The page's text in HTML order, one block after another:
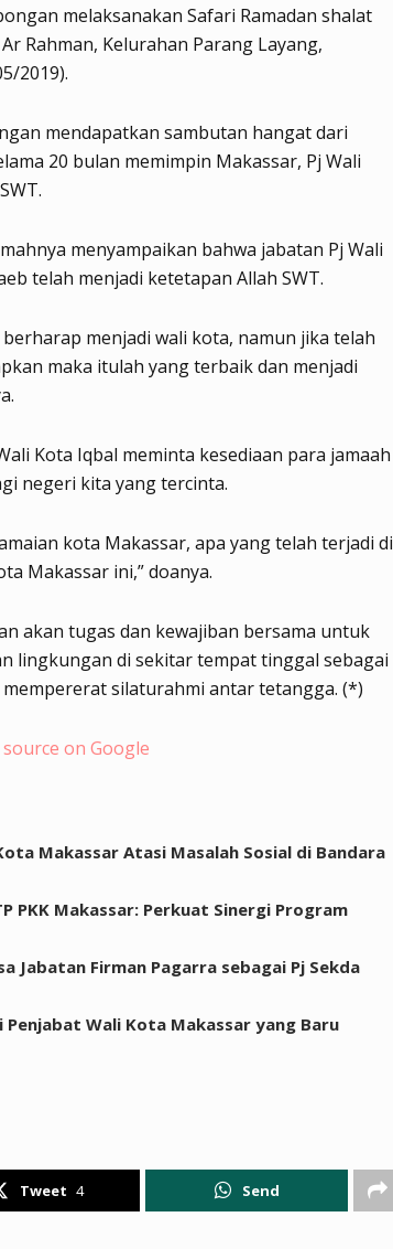
melaksanakan Safari Ramadan shalat
Rahman, Kelurahan Parang Layang,
2019).
mendapatkan sambutan hangat dari
20 bulan memimpin Makassar, Pj Wali
menyampaikan bahwa jabatan Pj Wali
telah menjadi ketetapan Allah SWT.
menjadi wali kota, namun jika telah
maka itulah yang terbaik dan menjadi
Kota Iqbal meminta kesediaan para jamaah
negeri kita yang tercinta.
kota Makassar, apa yang telah terjadi di
Makassar ini,” doanya.
akan tugas dan kewajiban bersama untuk
lingkungan di sekitar tempat tinggal sebagai
silaturahmi antar tetangga. (*)
on Google
Makassar Atasi Masalah Sosial di Bandara
PKK Makassar: Perkuat Sinergi Program
Jabatan Firman Pagarra sebagai Pj Sekda
Wali Kota Makassar yang Baru
Tweet 4 Send